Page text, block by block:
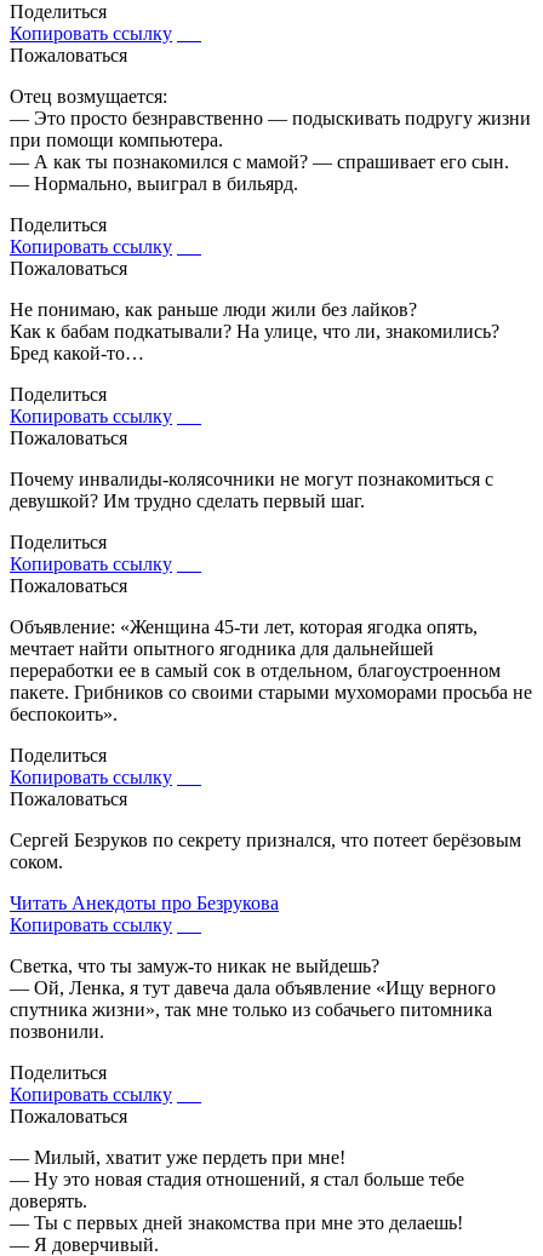
Поделиться
Копировать ссылку
Пожаловаться
Отец возмущается:
— Это просто безнравственно — подыскивать подругу жизни
при помощи компьютера.
— А как ты познакомился с мамой? — спрашивает его сын.
— Нормально, выиграл в бильярд.
Поделиться
Копировать ссылку
Пожаловаться
Не понимаю, как раньше люди жили без лайков?
Как к бабам подкатывали? На улице, что ли, знакомились?
Бред какой-то…
Поделиться
Копировать ссылку
Пожаловаться
Почему инвалиды-колясочники не могут познакомиться с
девушкой? Им трудно сделать первый шаг.
Поделиться
Копировать ссылку
Пожаловаться
Объявление: «Женщина 45-ти лет, которая ягодка опять,
мечтает найти опытного ягодника для дальнейшей
переработки ее в самый сок в отдельном, благоустроенном
пакете. Грибников со своими старыми мухоморами просьба не
беспокоить».
Поделиться
Копировать ссылку
Пожаловаться
Сергей Безруков по секрету признался, что потеет берёзовым
соком.
Читать Анекдоты про Безрукова
Копировать ссылку
Светка, что ты замуж-то никак не выйдешь?
— Ой, Ленка, я тут давеча дала объявление «Ищу верного
спутника жизни», так мне только из собачьего питомника
позвонили.
Поделиться
Копировать ссылку
Пожаловаться
— Милый, хватит уже пердеть при мне!
— Ну это новая стадия отношений, я стал больше тебе
доверять.
— Ты с первых дней знакомства при мне это делаешь!
— Я доверчивый.